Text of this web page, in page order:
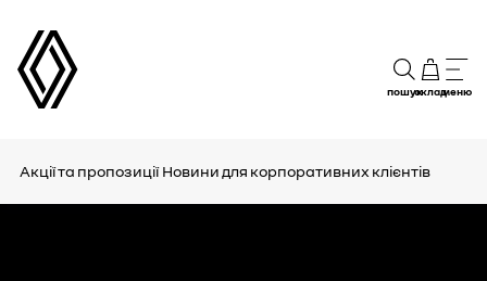
пошукскладменю
Акції та пропозиції Новини для корпоративних клієнтів